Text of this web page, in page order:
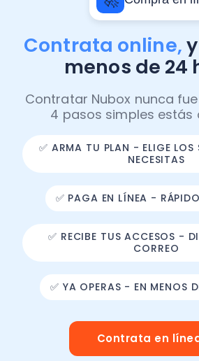
Contrata online,
menos de 24
Contratar Nubox nunca
4 pasos simples estás
✅ ARMA TU PLAN - ELIGE LOS
NECESITAS
✅ PAGA EN LÍNEA -
✅ RECIBE TUS ACCESOS -
CORREO
✅ YA OPERAS - EN MENOS
Contrata en